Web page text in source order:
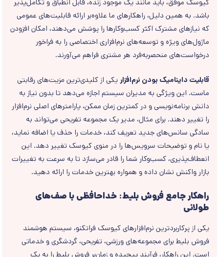
کیوسک موفق، باید مانند یک موجود زنده، قابل انطباق و تکامل‌پذیر
باشد. به همین دلیل، راهکارهای ما علاوه‌بر ارائه قابلیت‌های عمومی
که نیازهای مشترک اکثر کسب‌وکارها را پوشش می‌دهند، امکان افزودن
ماژول‌های ویژه و توسعه‌های نرم‌افزاری اختصاصی را به فراخور
درخواست‌های منحصربه‌فرد هر مشتری فراهم می‌آورند.
قابلیت داینامیک بودن نرم‌افزار یکی از کلیدی‌ترین مزیت‌های رقابتی
ماست. این ویژگی به مدیران سیستم اجازه می‌دهد تا بدون نیاز به
دانش برنامه‌نویسی و در کمترین زمان ممکن، پارامترهای اصلی نرم‌افزار
را تغییر دهند. برای مثال، مدیر یک مجموعه تفریحی می‌تواند به
سادگی سانس‌های جدید تعریف کند، خدمات را حذف یا اضافه نماید،
یا نام و توضیحات سرویس‌ها را در منوی کیوسک تغییر دهد. این
انعطاف‌پذیری، کسب‌وکار شما را قادر می‌سازد تا به سرعت به تغییرات
بازار واکنش نشان داده و همواره بهترین خدمات را ارائه دهید.
راهکار جامع فروش بلیط: خداحافظی با صف‌های
طولانی
یکی از پرکاربردترین نرم‌افزارهای کیوسک فراتکنو، سیستم هوشمند
فروش بلیط برای مجموعه‌های ورزشی، تفریحی، گردشگری و خدماتی
است. این راهکار، فرآیند پیچیده و زمان‌بر فروش بلیط را به یک